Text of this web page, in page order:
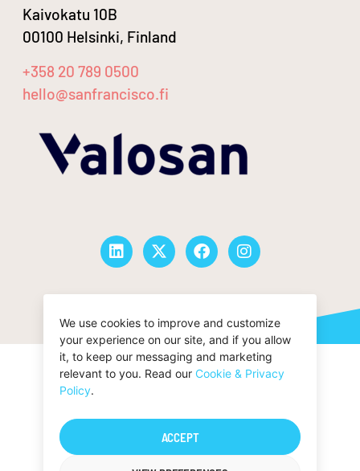
We use cookies to improve and customize
your experience on our site, and if you allow
it, to keep our messaging and marketing
relevant to you. Read our Cookie & Privacy
Policy.
ACCEPT
Kaivokatu 10B
00100 Helsinki, Finland
+358 20 789 0500
hello@sanfrancisco.fi